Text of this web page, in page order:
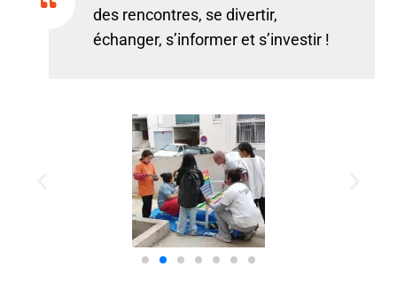
des rencontres, se divertir,
échanger, s’informer et s’investir !